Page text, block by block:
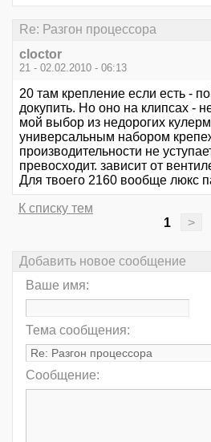
Re: Разгон процессора
cloctor
21 - 02.02.2010 - 06:13
20 там крепление если есть -
докупить. Но оно на клипсах -
мой выбор из недорогих
универсальным набором
производительности не
превосходит. зависит от
Для твоего 2160 вообще люкс
К списку тем
1
>
Добавить новое сообщение
Ваше имя:
Тема сообщения:
Сообщение: